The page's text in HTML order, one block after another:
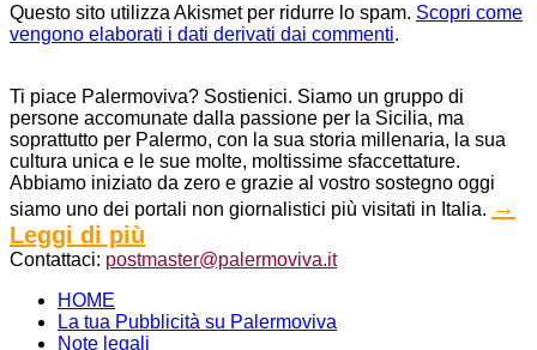
Questo sito utilizza Akismet per ridurre lo spam. Scopri come
vengono elaborati i dati derivati dai commenti.
Ti piace Palermoviva? Sostienici. Siamo un gruppo di
persone accomunate dalla passione per la Sicilia, ma
soprattutto per Palermo, con la sua storia millenaria, la sua
cultura unica e le sue molte, moltissime sfaccettature.
Abbiamo iniziato da zero e grazie al vostro sostegno oggi
siamo uno dei portali non giornalistici più visitati in Italia. →
Leggi di più
Contattaci: postmaster@palermoviva.it
HOME
La tua Pubblicità su Palermoviva
Note legali